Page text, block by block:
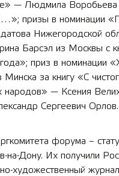
— Людмила Воробьева
призы в номинации
Нижегородской
Барсэл из Москвы с
приз в номинации
за книгу «С
народов» — Ксения
Сергеевич Орлов.
форума –
на-Дону. Их получили
художественный